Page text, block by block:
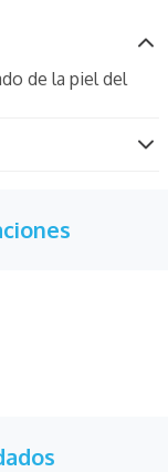
de la piel del